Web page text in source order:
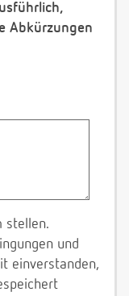
Abkürzungen
stellen.
und
einverstanden,